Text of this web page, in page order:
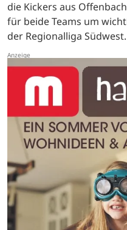
die Kickers aus
für beide Teams um
der Regionalliga Südwest.